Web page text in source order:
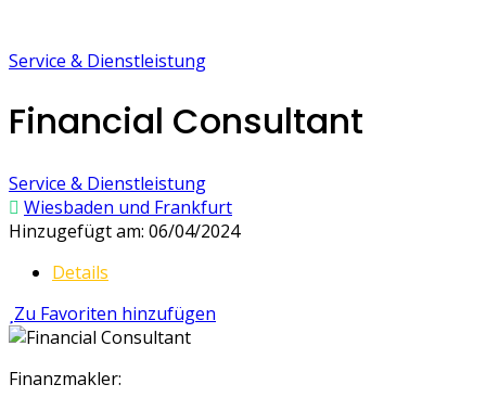
Service & Dienstleistung
Financial Consultant
Service & Dienstleistung
Wiesbaden und Frankfurt
Hinzugefügt am: 06/04/2024
Details
Zu Favoriten hinzufügen
Finanzmakler: